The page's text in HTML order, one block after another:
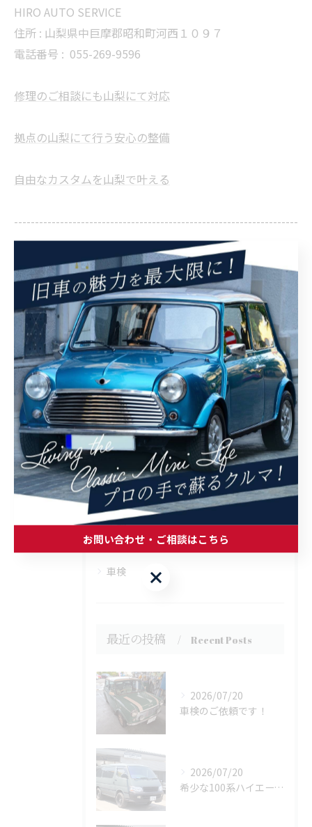
HIRO AUTO SERVICE
住所 : 山梨県中巨摩郡昭和町河西１０９７
電話番号 : 055-269-9596
修理のご相談にも山梨にて対応
拠点の山梨にて行う安心の整備
自由なカスタムを山梨で叶える
--------------------------------------------------------------------
--
整備 カスタム
< 前のページ 一覧に戻る 次のページ >
カテゴリー Categories
全てのカテゴリー
販売
修理
整備
カスタム
車検
最近の投稿 Recent Posts
2026/07/20
車検のご依頼です！
2026/07/20
希少な100系ハイエース！
お問い合わせ・ご相談はこちら
お問い合わせ・ご相談はこちら